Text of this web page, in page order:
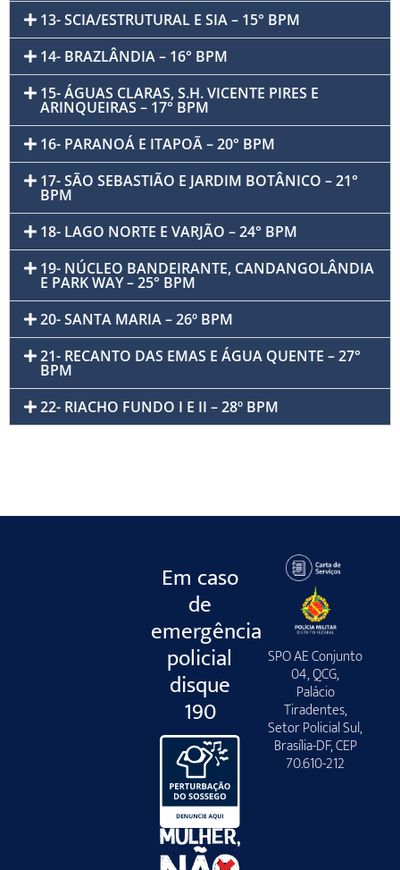
13- SCIA/ESTRUTURAL E SIA – 15° BPM
14- BRAZLÂNDIA – 16° BPM
15- ÁGUAS CLARAS, S.H. VICENTE PIRES E
ARINQUEIRAS – 17° BPM
16- PARANOÁ E ITAPOÃ – 20° BPM
17- SÃO SEBASTIÃO E JARDIM BOTÂNICO – 21°
BPM
18- LAGO NORTE E VARJÃO – 24° BPM
19- NÚCLEO BANDEIRANTE, CANDANGOLÂNDIA
E PARK WAY – 25° BPM
20- SANTA MARIA – 26º BPM
21- RECANTO DAS EMAS E ÁGUA QUENTE – 27°
BPM
22- RIACHO FUNDO I E II – 28º BPM
Em caso
de
emergência
policial
disque
190
SPO AE Conjunto
04, QCG,
Palácio
Tiradentes,
Setor Policial Sul,
Brasília-DF, CEP
70.610-212